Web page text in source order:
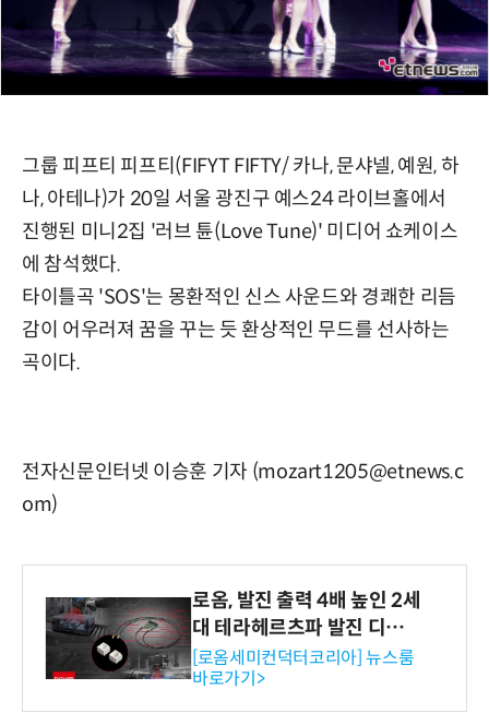
그룹 피프티 피프티(FIFYT FIFTY/ 카나, 문샤넬, 예원, 하
나, 아테나)가 20일 서울 광진구 예스24 라이브홀에서
진행된 미니2집 '러브 튠(Love Tune)' 미디어 쇼케이스
에 참석했다.
타이틀곡 'SOS'는 몽환적인 신스 사운드와 경쾌한 리듬
감이 어우러져 꿈을 꾸는 듯 환상적인 무드를 선사하는
곡이다.
전자신문인터넷 이승훈 기자 (mozart1205@etnews.c
om)
로옴, 발진 출력 4배 높인 2세
대 테라헤르츠파 발진 디바이
스 개발
[로옴세미컨덕터코리아] 뉴스룸
바로가기>